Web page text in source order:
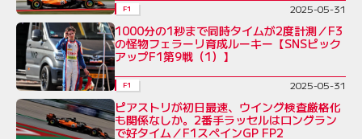
F1 2025-05-31
1000分の1秒まで同時タイムが2度計測／F3
の怪物フェラーリ育成ルーキー【SNSピック
アップF1第9戦（1）】
F1 2025-05-31
ピアストリが初日最速、ウイング検査厳格化
も関係なしか。2番手ラッセルはロングラン
で好タイム／F1スペインGP FP2